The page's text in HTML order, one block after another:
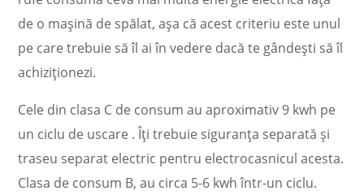
de o mașină de spălat, așa că acest criteriu este unul
pe care trebuie să îl ai în vedere dacă te gândești să îl
achiziționezi.
Cele din clasa C de consum au aproximativ 9 kwh pe
un ciclu de uscare . Îți trebuie siguranța separată și
traseu separat electric pentru electrocasnicul acesta.
Clasa de consum B, au circa 5-6 kwh într-un ciclu.